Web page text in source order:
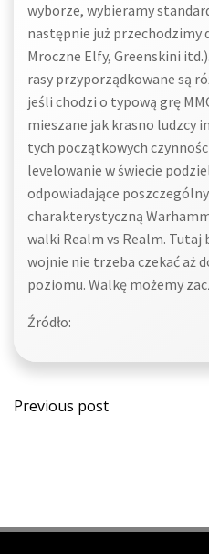
wyborze, wybieramy
następnie już przechodzimy
Mroczne Elfy, Greenskini
rasy przyporządkowane są
jeśli chodzi o typową grę
mieszane jak krasno ludzcy
tych początkowych
levelowanie w świecie
odpowiadające
charakterystyczną
walki Realm vs Realm.
wojnie nie trzeba czekać aż
poziomu. Walkę możemy
Źródło:
Post
Previous post